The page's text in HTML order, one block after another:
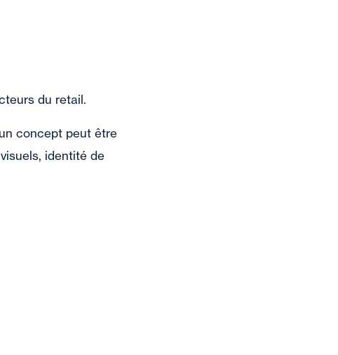
du retail.
concept peut être
identité de